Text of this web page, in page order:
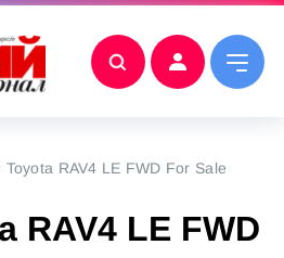
Toyota RAV4 LE FWD For Sale
RAV4 LE FWD